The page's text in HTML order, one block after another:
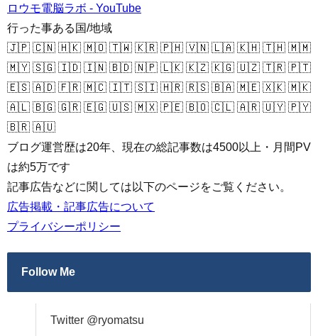
ロウモ電脳ラボ - YouTube
行った事ある国/地域
🇯🇵 🇨🇳 🇭🇰 🇲🇴 🇹🇼 🇰🇷 🇵🇭 🇻🇳 🇱🇦 🇰🇭 🇹🇭 🇲🇲
🇲🇾 🇸🇬 🇮🇩 🇮🇳 🇧🇩 🇳🇵 🇱🇰 🇰🇿 🇰🇬 🇺🇿 🇹🇷 🇵🇹
🇪🇸 🇦🇩 🇫🇷 🇲🇨 🇮🇹 🇸🇮 🇭🇷 🇷🇸 🇧🇦 🇲🇪 🇽🇰 🇲🇰
🇦🇱 🇧🇬 🇬🇷 🇪🇬 🇺🇸 🇲🇽 🇵🇪 🇧🇴 🇨🇱 🇦🇷 🇺🇾 🇵🇾
🇧🇷 🇦🇺
ブログ運営歴は20年、現在の総記事数は4500以上・月間PV
は約5万です
記事広告などに関しては以下のページをご覧ください。
広告掲載・記事広告について
プライバシーポリシー
Follow Me
Twitter @ryomatsu